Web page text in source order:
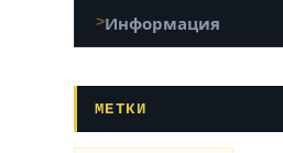
Информация
МЕТКИ